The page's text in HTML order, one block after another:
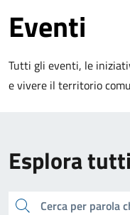
Eventi
Tutti gli eventi, le
e vivere il territorio
Esplora
cerca